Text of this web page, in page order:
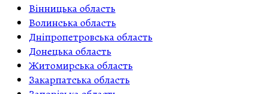
Вінницька область
Волинська область
Дніпропетровська область
Донецька область
Житомирська область
Закарпатська область